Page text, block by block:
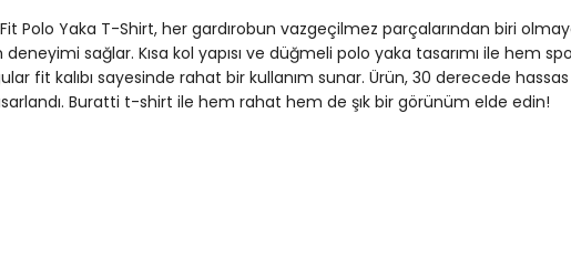
Kol Tipi: Kısa Kol
Kumaş Tipi:Belirtilmemiş
Polo Yaka T-Shirt, her gardırobun vazgeçilmez parçalarından biri
sağlar. Kısa kol yapısı ve düğmeli polo yaka tasarımı ile hem
fit kalıbı sayesinde rahat bir kullanım sunar. Ürün, 30 derecede
Buratti t-shirt ile hem rahat hem de şık bir görünüm elde edin!